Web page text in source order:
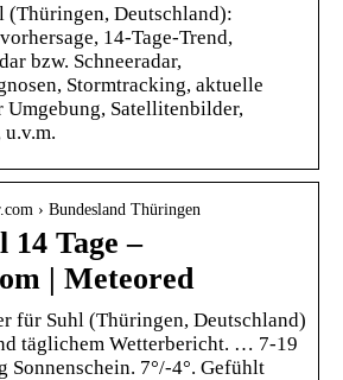
(Thüringen, Deutschland):
14-Tage-Trend,
bzw. Schneeradar,
Stormtracking, aktuelle
Umgebung, Satellitenbilder,
› Bundesland Thüringen
14 Tage –
| Meteored
für Suhl (Thüringen, Deutschland)
täglichem Wetterbericht. … 7-19
Sonnenschein. 7°/-4°. Gefühlt